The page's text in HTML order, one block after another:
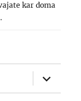
kar doma
expand
child
menu